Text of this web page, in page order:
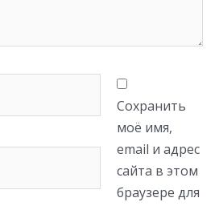
Сохранить
моё имя,
email и адрес
сайта в этом
браузере для